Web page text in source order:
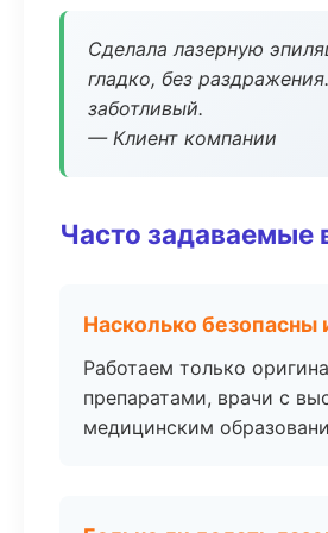
Сделала лазерную
гладко, без
заботливый.
— Клиент компании
Часто задаваемые
Насколько безопасны
Работаем только
препаратами, врачи с
медицинским